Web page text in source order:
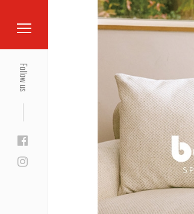
Follow us